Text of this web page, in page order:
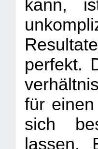
kann,
perfekt.
für
sich
lassen.